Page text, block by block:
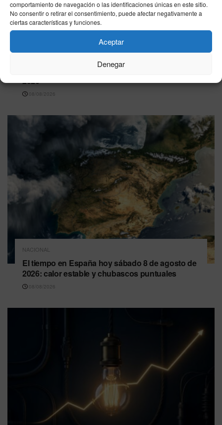
comportamiento de navegación o las identificaciones únicas en este sitio.
No consentir o retirar el consentimiento, puede afectar negativamente a
ciertas características y funciones.
Aceptar
Denegar
Farmacias de Guardia en Ceuta – 8 de agosto de
2026
08/08/2026
NACIONAL
El tiempo en España hoy sábado 8 de agosto de
2026: calor estable y chubascos puntuales
08/08/2026